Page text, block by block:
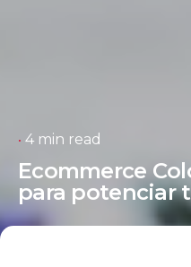
4 min read
Ecommerce
para potenciar